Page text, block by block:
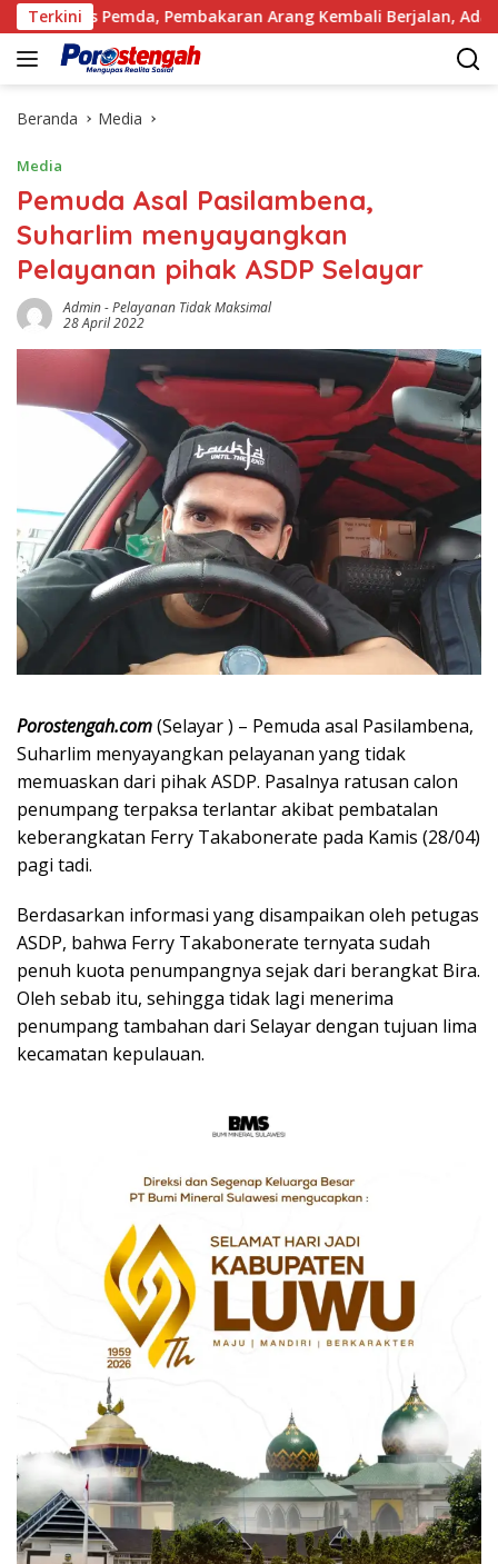
Langsung
ke
konten
Terkini
Pemda, Pembakaran Arang Kembali Berjalan, Ada Apa
Beranda Media
Media
Pemuda Asal Pasilambena,
Suharlim menyayangkan
Pelayanan pihak ASDP Selayar
Admin-Pelayanan Tidak Maksimal
28 April 2022
Porostengah.com(Selayar ) – Pemuda asal Pasilambena,
Suharlim menyayangkan pelayanan yang tidak
memuaskan dari pihak ASDP. Pasalnya ratusan calon
penumpang terpaksa terlantar akibat pembatalan
keberangkatan Ferry Takabonerate pada Kamis (28/04)
pagi tadi.
Berdasarkan informasi yang disampaikan oleh petugas
ASDP, bahwa Ferry Takabonerate ternyata sudah
penuh kuota penumpangnya sejak dari berangkat Bira.
Oleh sebab itu, sehingga tidak lagi menerima
penumpang tambahan dari Selayar dengan tujuan lima
kecamatan kepulauan.